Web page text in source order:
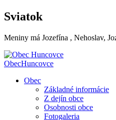
Sviatok
Meniny má Jozefína , Nehoslav,
ObecHuncovce
Obec
Základné informácie
Z dejín obce
Osobnosti obce
Fotogaleria